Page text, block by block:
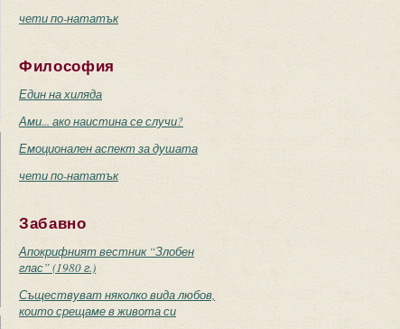
чети по-нататък
Философия
Един на хиляда
Ами... ако наистина се случи?
Емоционален аспект за душата
чети по-нататък
Забавно
Апокрифният вестник “Злобен
глас” (1980 г.)
Съществуват няколко вида любов,
които срещаме в живота си